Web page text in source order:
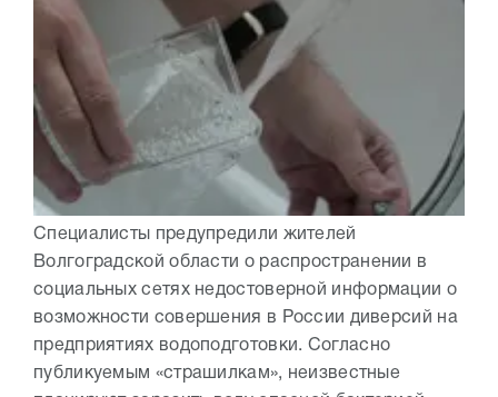
Специалисты предупредили жителей
Волгоградской области о распространении в
социальных сетях недостоверной информации о
возможности совершения в России диверсий на
предприятиях водоподготовки. Согласно
публикуемым «страшилкам», неизвестные